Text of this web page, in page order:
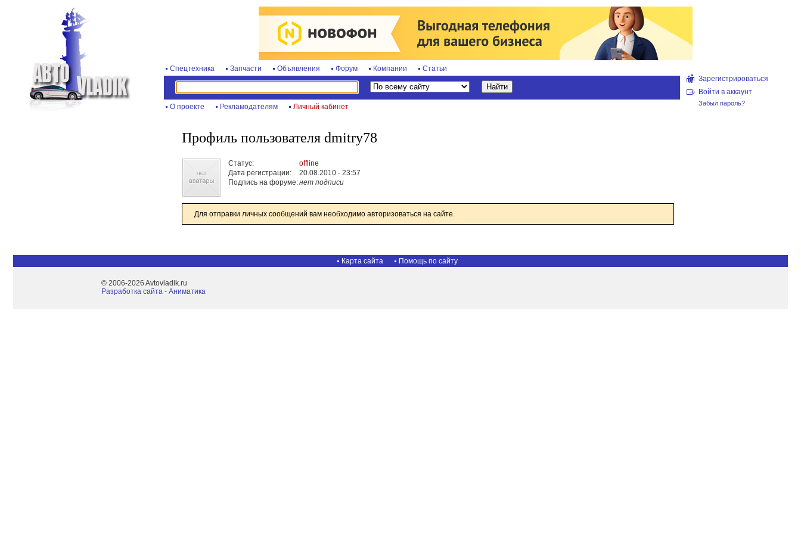
Спецтехника Запчасти Объявления Форум Компании Статьи
О проекте Рекламодателям Личный кабинет
Зарегистрироваться
Войти в аккаунт
Забыл пароль?
Профиль пользователя dmitry78
Статус:
offline
Дата регистрации:
20.08.2010 - 23:57
Подпись на форуме:нет подписи
Для отправки личных сообщений вам необходимо авторизоваться на сайте.
Карта сайта Помощь по сайту
© 2006-2026 Avtovladik.ru
Разработка сайта - Aниматика